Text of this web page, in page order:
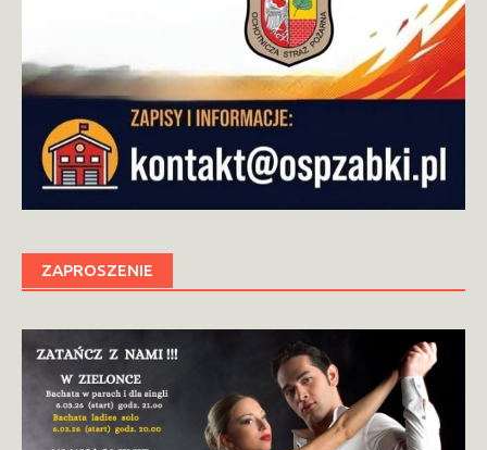
ZAPROSZENIE